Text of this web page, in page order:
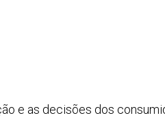
e as decisões dos